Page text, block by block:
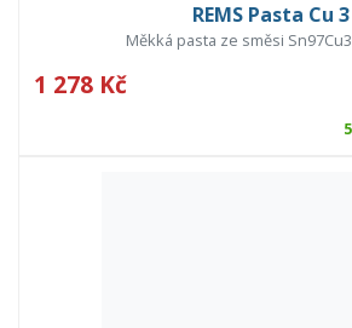
REMS Pasta Cu 3
Měkká pasta ze směsi
1 278 Kč